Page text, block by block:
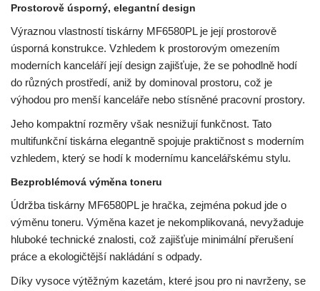
Prostorově úsporný, elegantní design
Výraznou vlastností tiskárny MF6580PL je její prostorově
úsporná konstrukce. Vzhledem k prostorovým omezením
moderních kanceláří její design zajišťuje, že se pohodlně hodí
do různých prostředí, aniž by dominoval prostoru, což je
výhodou pro menší kanceláře nebo stísněné pracovní prostory.
Jeho kompaktní rozměry však nesnižují funkčnost. Tato
multifunkční tiskárna elegantně spojuje praktičnost s moderním
vzhledem, který se hodí k modernímu kancelářskému stylu.
Bezproblémová výměna toneru
Údržba tiskárny MF6580PL je hračka, zejména pokud jde o
výměnu toneru. Výměna kazet je nekomplikovaná, nevyžaduje
hluboké technické znalosti, což zajišťuje minimální přerušení
práce a ekologičtější nakládání s odpady.
Díky vysoce výtěžným kazetám, které jsou pro ni navrženy, se